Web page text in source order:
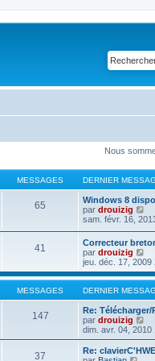
Nous
MESSAGES DERNIER
65
Windows 8
par drouizig
o
u
l
t
e
r
l
d
e
r
n
i
sam. févr. 16,
41
Correcteur
par drouizig
o
n
s
u
l
t
r
l
e
jeu. déc. 17, 2009
MESSAGES DERNIER
147
Re:
par drouizig
o
n
s
dim. avr. 04, 2010
37
Re: